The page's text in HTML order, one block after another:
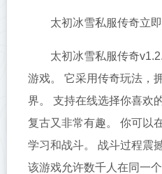
太初冰雪私服传奇立
太初冰雪私服传奇
游戏。 它采用传奇玩法，
界。 支持在线选择你喜欢
复古又非常有趣。 你可以
学习和战斗。 战斗过程震
该游戏允许数千人在同一